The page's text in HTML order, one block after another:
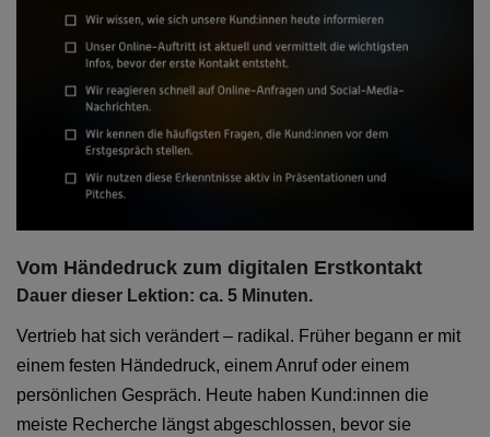
Vom Händedruck zum digitalen Erstkontakt
Dauer dieser Lektion: ca. 5 Minuten.
Vertrieb hat sich verändert – radikal. Früher begann er mit
einem festen Händedruck, einem Anruf oder einem
persönlichen Gespräch. Heute haben Kund:innen die
meiste Recherche längst abgeschlossen, bevor sie